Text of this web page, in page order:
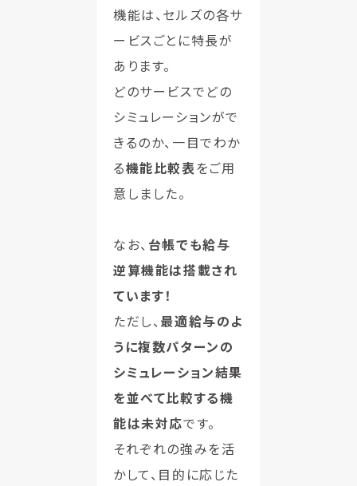
機能は、セルズの各サ
ービスごとに特長が
あります。
どのサービスでどの
シミュレーションがで
きるのか、一目でわか
る機能比較表 をご用
意しました。
なお、 台帳でも給与
逆算機能は搭載され
ています！
ただし、 最適給与のよ
うに複数パターンの
シミュレーション結果
を並べて比較する機
能は未対応です。
それぞれの強みを活
かして、目的に応じた